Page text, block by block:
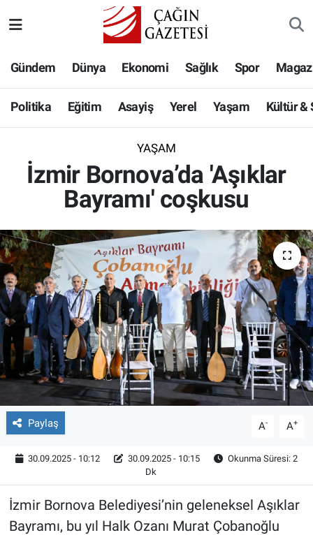
Gündem Dünya Ekonomi Sağlık Spor
Politika Eğitim Asayiş Yerel Yaşam Kültür &
YAŞAM
İzmir Bornova’da 'Aşıklar
Bayramı' coşkusu
Paylaş A- A+
30.09.2025 - 10:12 30.09.2025 - 10:15
Okunma Süresi: 2
Dk
İzmir Bornova Belediyesi’nin geleneksel Aşıklar
Bayramı, bu yıl Halk Ozanı Murat Çobanoğlu
Eğitim
Asayiş
Yaşam
Kültür & Sanat
Bilim-Teknoloji
Köşe Yazıları
Röportaj
Video Galeri
Hava Durumu
Namaz Vakitleri
Süper Lig Puan Durumu ve Fikstür
Tüm Manşetler
Son Dakika Haberleri
Haber Arşivi